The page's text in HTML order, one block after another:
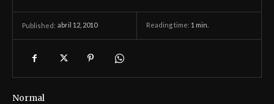
Published: abril 12, 2010 Reading time: 1 min.
Normal